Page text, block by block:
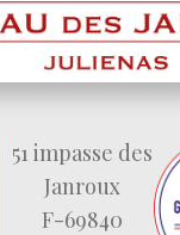
51 impasse des
Janroux
F-69840